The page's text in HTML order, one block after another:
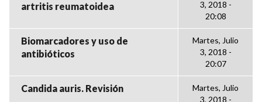
artritis reumatoidea
3, 2018 -
20:08
Biomarcadores y uso de
antibióticos
Martes, Julio
3, 2018 -
20:07
Candida auris. Revisión
Martes, Julio
3, 2018 -